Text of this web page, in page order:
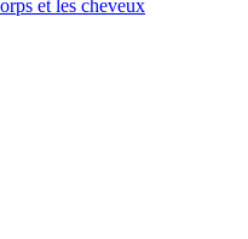
et les cheveux